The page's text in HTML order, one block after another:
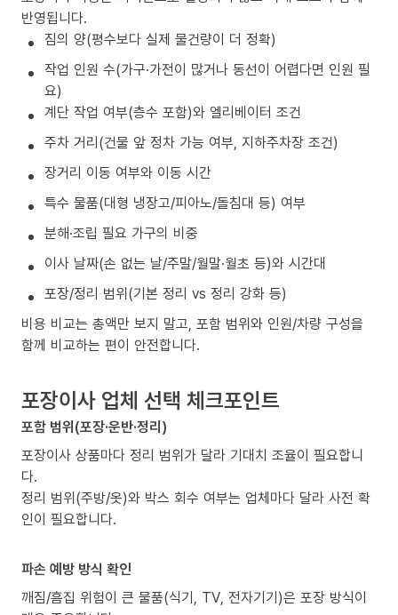
반영됩니다.
짐의 양(평수보다 실제 물건량이 더 정확)
작업 인원 수(가구·가전이 많거나 동선이 어렵다면 인원 필
요)
계단 작업 여부(층수 포함)와 엘리베이터 조건
주차 거리(건물 앞 정차 가능 여부, 지하주차장 조건)
장거리 이동 여부와 이동 시간
특수 물품(대형 냉장고/피아노/돌침대 등) 여부
분해·조립 필요 가구의 비중
이사 날짜(손 없는 날/주말/월말·월초 등)와 시간대
포장/정리 범위(기본 정리 vs 정리 강화 등)
비용 비교는 총액만 보지 말고, 포함 범위와 인원/차량 구성을
함께 비교하는 편이 안전합니다.
포장이사 업체 선택 체크포인트
포함 범위(포장·운반·정리)
포장이사 상품마다 정리 범위가 달라 기대치 조율이 필요합니
다.
정리 범위(주방/옷)와 박스 회수 여부는 업체마다 달라 사전 확
인이 필요합니다.
파손 예방 방식 확인
깨짐/흠집 위험이 큰 물품(식기, TV, 전자기기)은 포장 방식이